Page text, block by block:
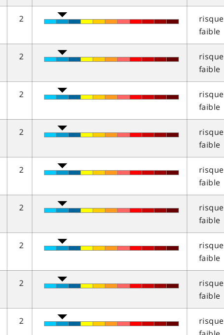
2
risque
faible
2
risque
faible
2
risque
faible
2
risque
faible
2
risque
faible
2
risque
faible
2
risque
faible
2
risque
faible
2
risque